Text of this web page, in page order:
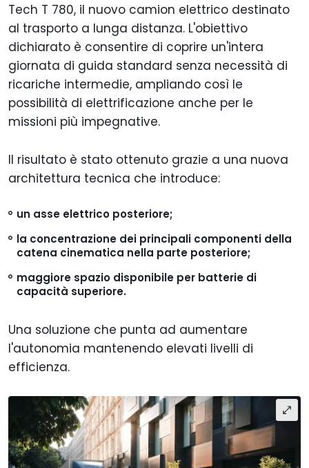
Tech T 780, il nuovo camion elettrico destinato
al trasporto a lunga distanza. L'obiettivo
dichiarato è consentire di coprire un'intera
giornata di guida standard senza necessità di
ricariche intermedie, ampliando così le
possibilità di elettrificazione anche per le
missioni più impegnative.
Il risultato è stato ottenuto grazie a una nuova
architettura tecnica che introduce:
un asse elettrico posteriore;
la concentrazione dei principali componenti della
catena cinematica nella parte posteriore;
maggiore spazio disponibile per batterie di
capacità superiore.
Una soluzione che punta ad aumentare
l'autonomia mantenendo elevati livelli di
efficienza.